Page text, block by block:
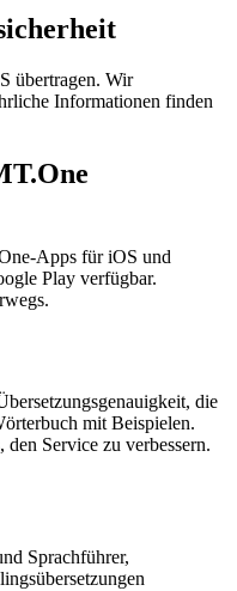
übertragen. Wir
Informationen finden
Apps für iOS und
Play verfügbar.
die
mit Beispielen.
Service zu verbessern.
Sprachführer,